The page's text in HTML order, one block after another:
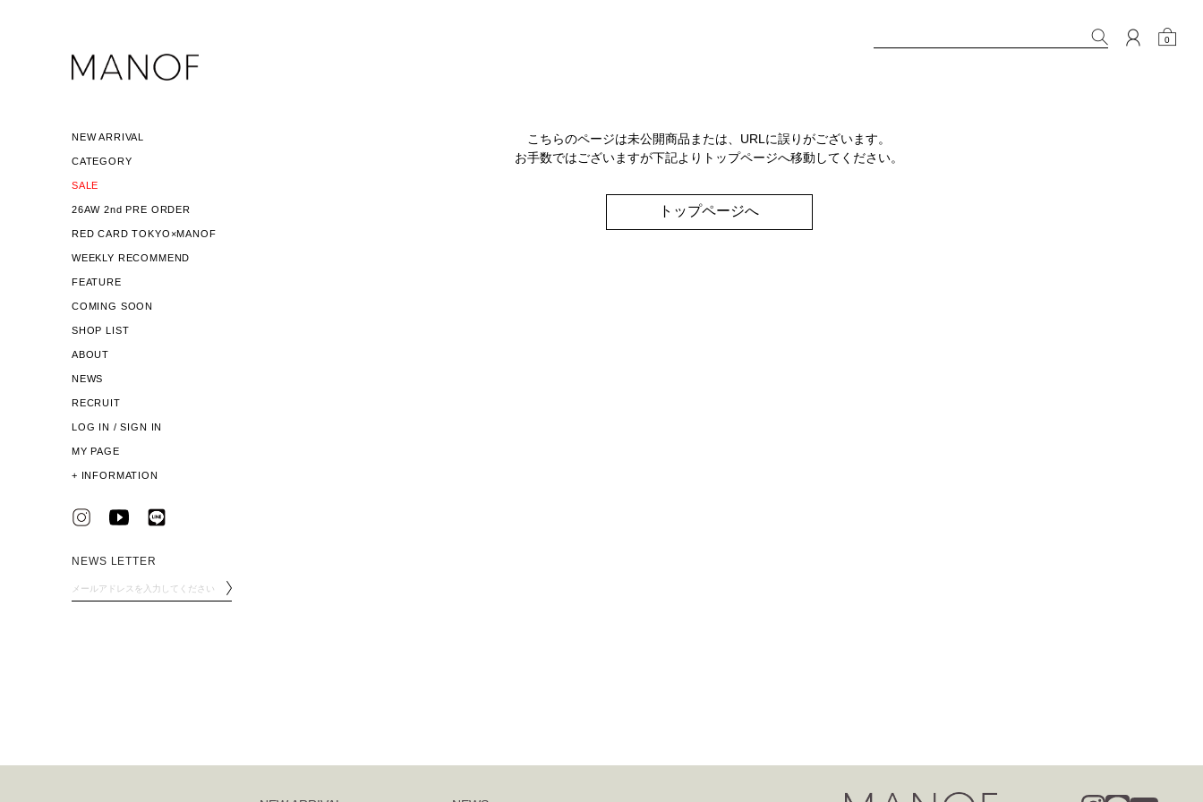
NEW ARRIVAL
CATEGORY
SALE
26AW 2nd PRE ORDER
RED CARD TOKYO×MANOF
WEEKLY RECOMMEND
FEATURE
COMING SOON
SHOP LIST
ABOUT
NEWS
RECRUIT
LOG IN / SIGN IN
MY PAGE
+ INFORMATION
NEWS LETTER
0
こちらのページは未公開商品または、URLに誤りがございます。
お手数ではございますが下記よりトップページへ移動してください。
トップページへ